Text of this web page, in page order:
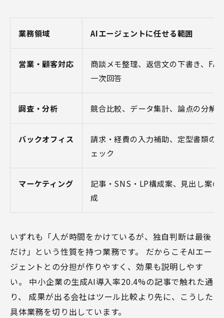
業務領域 AIエージェントに任せる範囲
営業・顧客対応
商談メモ整理、返信文の下書き、FAQ
一次回答
調査・分析 競合比較、データ集計、論点の分解
バックオフィス
請求・経費の入力補助、定型書類の
ェック
マーケティング
記事・SNS・LP構成案、見出し案の
成
いずれも「人が時間をかけているが、独自判断は最後
だけ」という性質を持つ業務です。 だからこそAIエー
ジェントとの分担が作りやすく、効果も説明しやす
い。 中小企業の生成AI導入率20.4%の記事で触れた通
り、 成果が出る会社はツール比較より先に、こうした
具体業務を切り出しています。